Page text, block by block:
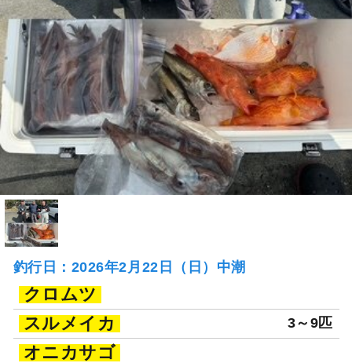
釣行日：2026年2月22日（日）中潮
クロムツ
スルメイカ
3～9匹
オニカサゴ